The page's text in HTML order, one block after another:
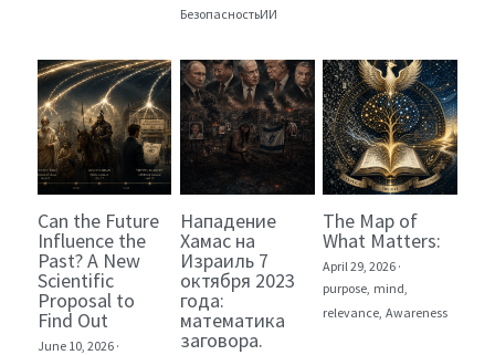
БезопасностьИИ
Can the Future
Influence the
Past? A New
Scientific
Proposal to
Find Out
June 10, 2026 ·
Нападение
Хамас на
Израиль 7
октября 2023
года:
математика
заговора.
The Map of
What Matters:
April 29, 2026 ·
purpose, mind,
relevance, Awareness